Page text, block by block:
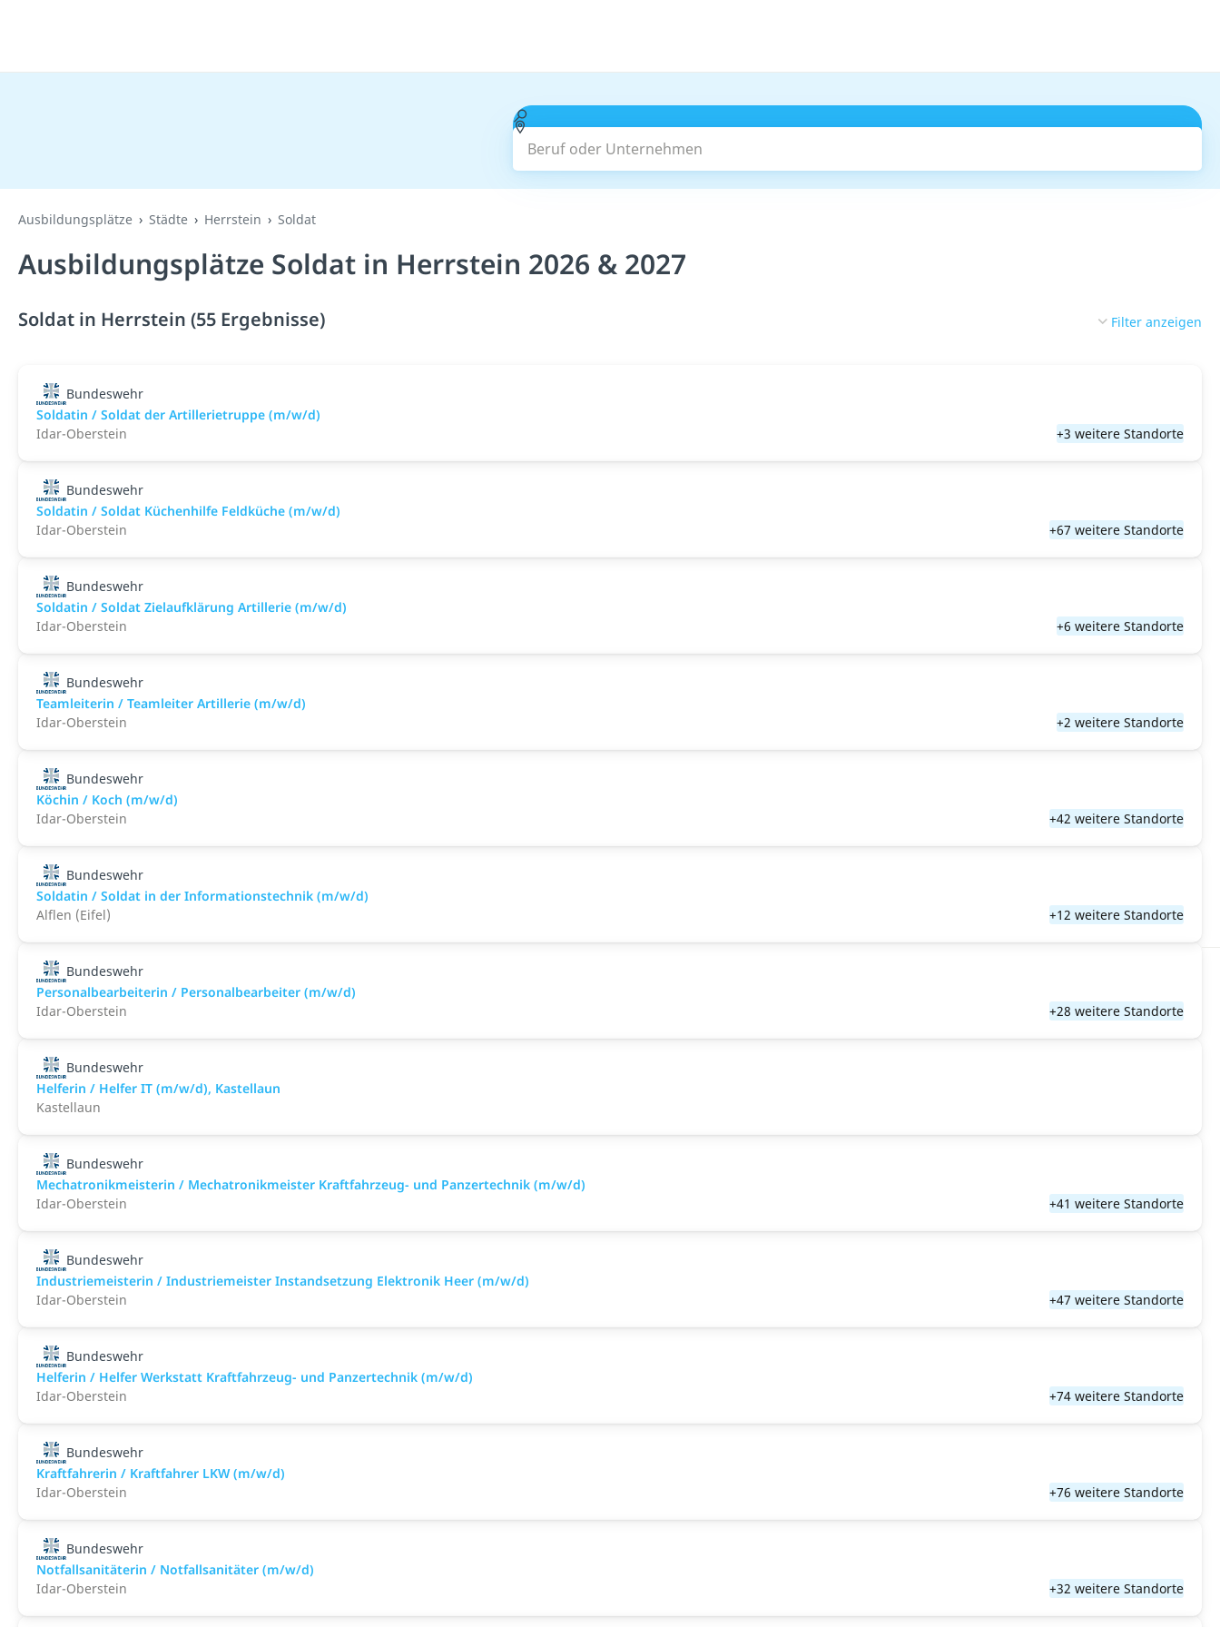
Beruf oder Unternehmen
Ausbildungsplätze Städte Herrstein Soldat
Ausbildungsplätze Soldat in Herrstein 2026 & 2027
Soldat in Herrstein (55 Ergebnisse) Filter anzeigen
Bundeswehr
Soldatin / Soldat der Artillerietruppe (m/w/d)
Idar-Oberstein
+3 weitere Standorte
Bundeswehr
Soldatin / Soldat Küchenhilfe Feldküche (m/w/d)
Idar-Oberstein
+67 weitere Standorte
Bundeswehr
Soldatin / Soldat Zielaufklärung Artillerie (m/w/d)
Idar-Oberstein
+6 weitere Standorte
Bundeswehr
Teamleiterin / Teamleiter Artillerie (m/w/d)
Idar-Oberstein
+2 weitere Standorte
Bundeswehr
Köchin / Koch (m/w/d)
Idar-Oberstein
+42 weitere Standorte
Bundeswehr
Soldatin / Soldat in der Infor­mations­technik (m/w/d)
Alflen (Eifel)
+12 weitere Standorte
Bundeswehr
Personalbearbeiterin / Personalbearbeiter (m/w/d)
Idar-Oberstein
+28 weitere Standorte
Bundeswehr
Helferin / Helfer IT (m/w/d), Kastellaun
Kastellaun
Bundeswehr
Mechatronikmeisterin / Mechatronikmeister Kraftfahrzeug- und Panzertechnik (m/w/d)
Idar-Oberstein
+41 weitere Standorte
Bundeswehr
Industriemeisterin / Industriemeister Instandsetzung Elektronik Heer (m/w/d)
Idar-Oberstein
+47 weitere Standorte
Bundeswehr
Helferin / Helfer Werkstatt Kraftfahrzeug- und Panzertechnik (m/w/d)
Idar-Oberstein
+74 weitere Standorte
Bundeswehr
Kraftfahrerin / Kraftfahrer LKW (m/w/d)
Idar-Oberstein
+76 weitere Standorte
Bundeswehr
Notfallsanitäterin / Notfallsanitäter (m/w/d)
Idar-Oberstein
+32 weitere Standorte